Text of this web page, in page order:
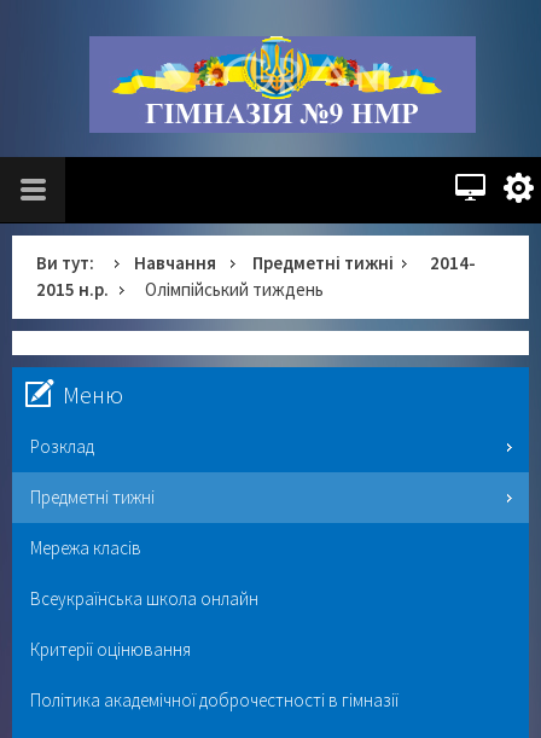
Ви тут: Навчання Предметні тижні
2014-
2015 н.р.
Олімпійський тиждень
Меню
Розклад
Предметні тижні
Мережа класів
Всеукраїнська школа онлайн
Критерії оцінювання
Політика академічної доброчестності в гімназії